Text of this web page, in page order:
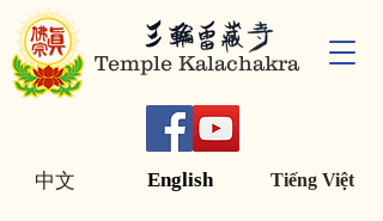
Temple Kalachakra
English Tiếng Việt
中文